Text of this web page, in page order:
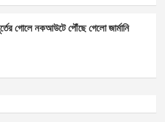
গোলে নকআউটে পৌঁছে গেলো জার্মানি